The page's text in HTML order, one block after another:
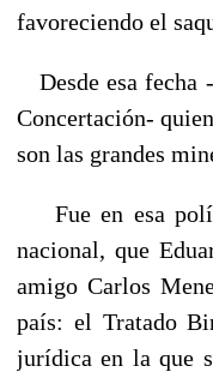
favoreciendo el
Desde esa fecha
Concertación-
son las grandes
Fue en esa
nacional, que
amigo Carlos
país: el Tratado
jurídica en la que